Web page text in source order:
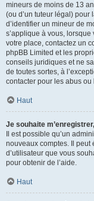
mineurs de moins de 13
(ou d’un tuteur légal) pour
d’identifier un mineur de
s’applique à vous,
votre place, contactez un
phpBB Limited et les
conseils juridiques et ne
de toutes sortes, à
contacter pour les abus
Haut
Je souhaite
Il est possible qu’un
nouveaux comptes. Il peut
d’utilisateur que vous
pour obtenir de l’aide.
Haut